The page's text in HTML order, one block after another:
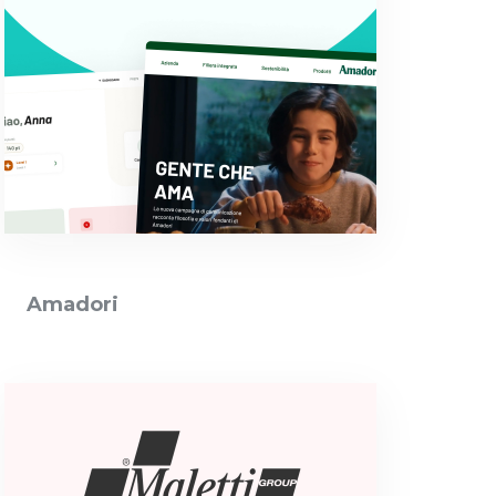
Amadori